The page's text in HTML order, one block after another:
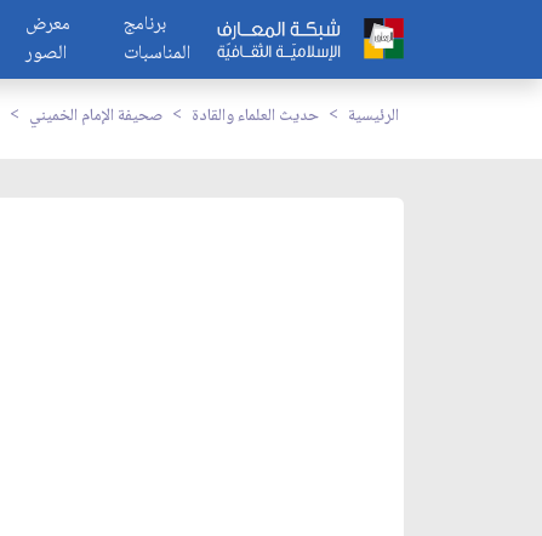
معرض
الصور
برنامج
المناسبات
الرئيسية حديث العلماء والقادة صحيفة الإمام الخميني